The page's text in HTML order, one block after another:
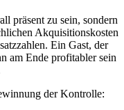
präsent zu sein, sondern
Akquisitionskosten
Ein Gast, der
am Ende profitabler sein
der Kontrolle: